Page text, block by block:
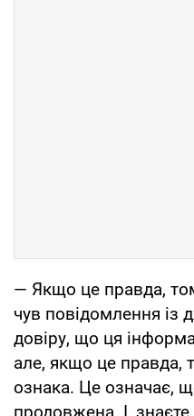
— Якщо це правда,
чув повідомлення із
довіру, що ця
але, якщо це правда,
ознака. Це означає,
продовжена. І,